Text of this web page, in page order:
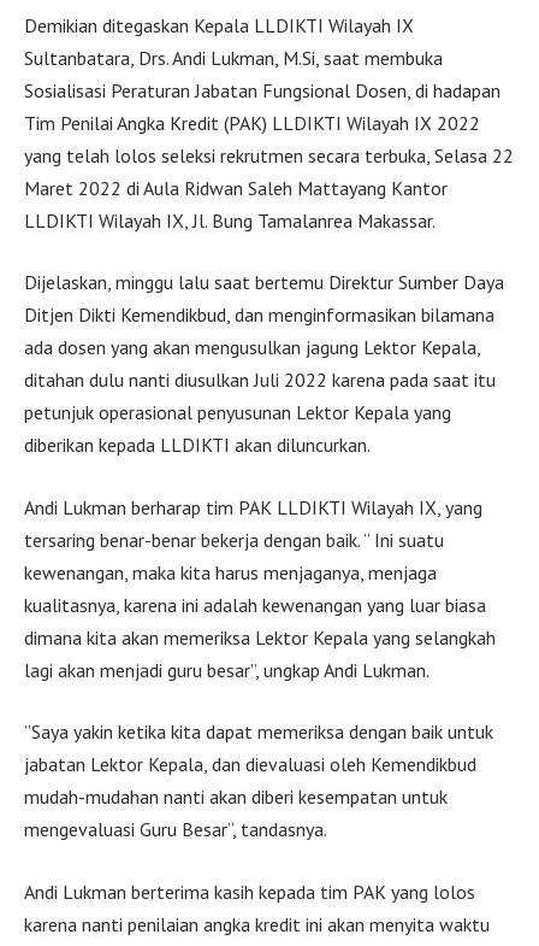
Demikian ditegaskan Kepala LLDIKTI Wilayah IX
Sultanbatara, Drs. Andi Lukman, M.Si, saat membuka
Sosialisasi Peraturan Jabatan Fungsional Dosen, di hadapan
Tim Penilai Angka Kredit (PAK) LLDIKTI Wilayah IX 2022
yang telah lolos seleksi rekrutmen secara terbuka, Selasa 22
Maret 2022 di Aula Ridwan Saleh Mattayang Kantor
LLDIKTI Wilayah IX, Jl. Bung Tamalanrea Makassar.
Dijelaskan, minggu lalu saat bertemu Direktur Sumber Daya
Ditjen Dikti Kemendikbud, dan menginformasikan bilamana
ada dosen yang akan mengusulkan jagung Lektor Kepala,
ditahan dulu nanti diusulkan Juli 2022 karena pada saat itu
petunjuk operasional penyusunan Lektor Kepala yang
diberikan kepada LLDIKTI akan diluncurkan.
Andi Lukman berharap tim PAK LLDIKTI Wilayah IX, yang
tersaring benar-benar bekerja dengan baik. ” Ini suatu
kewenangan, maka kita harus menjaganya, menjaga
kualitasnya, karena ini adalah kewenangan yang luar biasa
dimana kita akan memeriksa Lektor Kepala yang selangkah
lagi akan menjadi guru besar”, ungkap Andi Lukman.
”Saya yakin ketika kita dapat memeriksa dengan baik untuk
jabatan Lektor Kepala, dan dievaluasi oleh Kemendikbud
mudah-mudahan nanti akan diberi kesempatan untuk
mengevaluasi Guru Besar”, tandasnya.
Andi Lukman berterima kasih kepada tim PAK yang lolos
karena nanti penilaian angka kredit ini akan menyita waktu